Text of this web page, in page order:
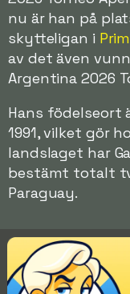
nu är han på
skytteligan i
av det även
Argentina 2026
Hans födelseort
1991, vilket gör
landslaget har
bestämt totalt
Paraguay.